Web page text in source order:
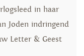
in haar
Joden indringend
Letter & Geest